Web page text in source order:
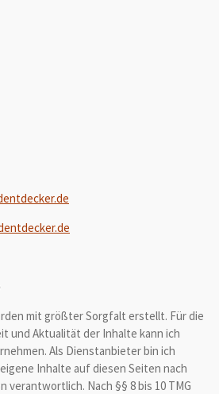
mit größter Sorgfalt erstellt. Für die
und Aktualität der Inhalte kann ich
Als Dienstanbieter bin ich
Inhalte auf diesen Seiten nach
verantwortlich. Nach §§ 8 bis 10 TMG